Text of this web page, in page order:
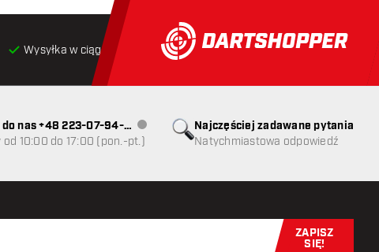
Wysyłka w ciągu 24 godzin Darmowa wysyłka od 250 złoty
Najczęściej zadawane pytania
Natychmiastowa odpowiedź
do nas +48 223-07-94-
Obsługa klienta niedostępna
od 10:00 do 17:00 (pon.-pt.)
Zapisz się
ZAPISZ
SIĘ!